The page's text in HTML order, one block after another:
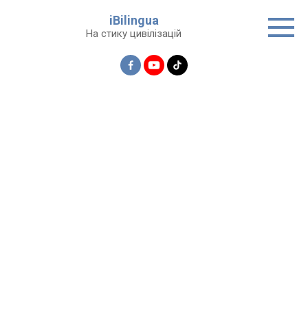
iBilingua
На стику цивілізацій